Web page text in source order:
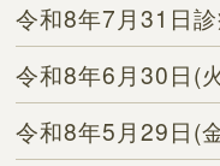
令和8年7月31日
令和8年6月30日(
令和8年5月29日(